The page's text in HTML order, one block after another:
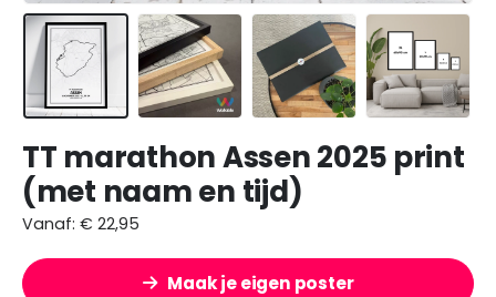
TT marathon Assen 2025 print
(met naam en tijd)
Vanaf: € 22,95
Maak je eigen poster